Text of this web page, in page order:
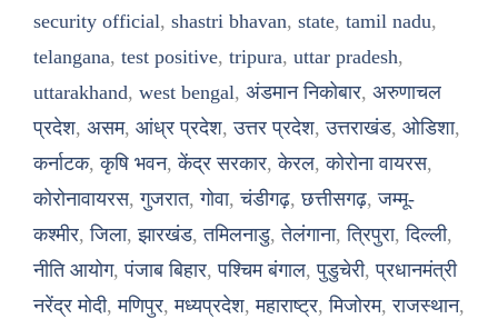
security official, shastri bhavan, state, tamil nadu,
telangana, test positive, tripura, uttar pradesh,
uttarakhand, west bengal, अंडमान निकोबार, अरुणाचल
प्रदेश, असम, आंध्र प्रदेश,उत्तर प्रदेश,उत्तराखंड, ओडिशा,
कर्नाटक,कृषि भवन,केंद्र सरकार,केरल,कोरोना वायरस,
कोरोनावायरस,गुजरात,गोवा,चंडीगढ़,छत्तीसगढ़,जम्मू-
कश्मीर,जिला,झारखंड,तमिलनाडु,तेलंगाना,त्रिपुरा,दिल्ली,
नीति आयोग,पंजाब बिहार,पश्चिम बंगाल,पुडुचेरी,प्रधानमंत्री
नरेंद्र मोदी,मणिपुर,मध्यप्रदेश,महाराष्ट्र,मिजोरम,राजस्थान,